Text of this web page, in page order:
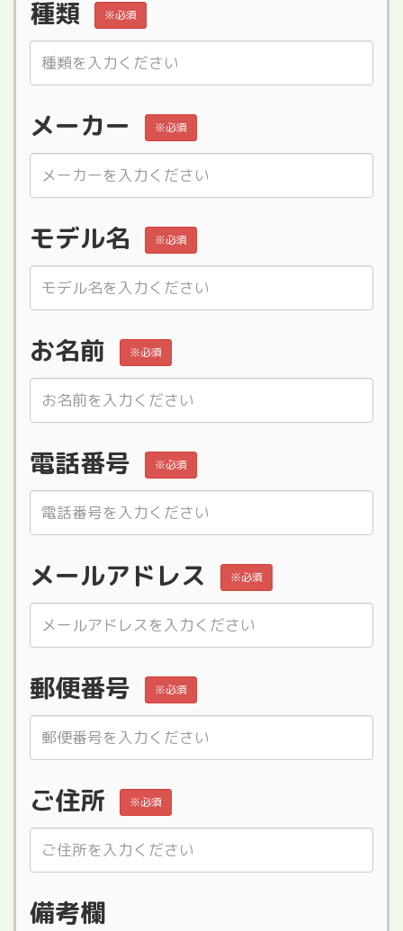
種類 ※必須
メーカー ※必須
モデル名 ※必須
お名前 ※必須
電話番号 ※必須
メールアドレス ※必須
郵便番号 ※必須
ご住所 ※必須
備考欄